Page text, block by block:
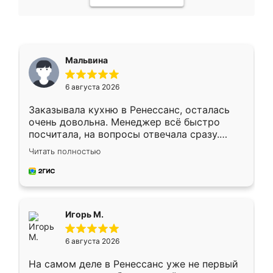
Мальвина
6 августа 2026
Заказывала кухню в Ренессанс, осталась
очень довольна. Менеджер всё быстро
посчитала, на вопросы отвечала сразу.
Замерщик приехал в субботу, подошёл к
делу со всей ответственностью. Собрали
за день, ребята работали аккуратно, даже
Читать полностью
Игорь М.
6 августа 2026
На самом деле в Ренессанс уже не первый